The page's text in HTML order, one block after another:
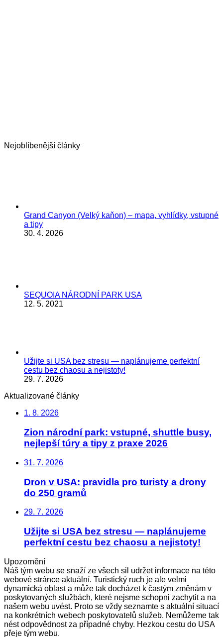
Nejoblíbenější články
Grand Canyon (Velký kaňon) – mapa, vyhlídky, vstupné
a tipy
30. 4. 2026
SEQUOIA NÁRODNÍ PARK USA
12. 5. 2021
Užijte si USA bez stresu — naplánujeme perfektní
cestu bez chaosu a nejistoty!
29. 7. 2026
Aktualizované články
1. 8. 2026
Zion národní park: vstupné, shuttle busy,
nejlepší túry a tipy z praxe 2026
31. 7. 2026
Dron v USA: pravidla pro turisty a drony
do 250 gramů
29. 7. 2026
Užijte si USA bez stresu — naplánujeme
perfektní cestu bez chaosu a nejistoty!
Upozornění
Náš tým webu se snaží ze všech sil udržet informace na této
webové stránce aktuální. Turistický ruch je ale velmi
dynamická oblast a může tak docházet k častým změnám v
poskytovaných službách, které nejsme schopni zachytit a na
našem webu uvést. Proto se vždy seznamte s aktuální situací
na konkrétních webech poskytovatelů služeb. Nemůžeme tak
nést odpovědnost za případné chyby. Hezkou cestu do USA
přeje tým webu.